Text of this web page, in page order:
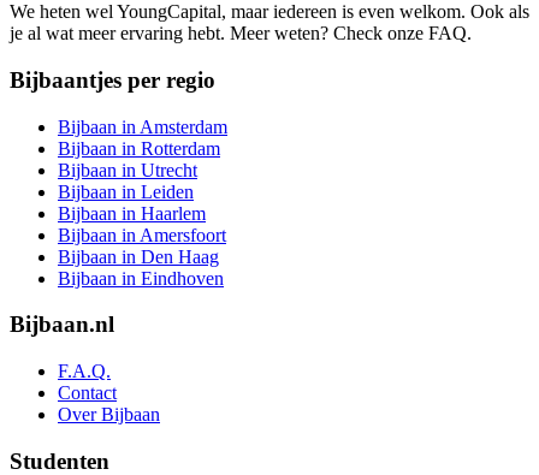
We heten wel YoungCapital, maar iedereen is even welkom. Ook als
je al wat meer ervaring hebt. Meer weten? Check onze FAQ.
Bijbaantjes per regio
Bijbaan in Amsterdam
Bijbaan in Rotterdam
Bijbaan in Utrecht
Bijbaan in Leiden
Bijbaan in Haarlem
Bijbaan in Amersfoort
Bijbaan in Den Haag
Bijbaan in Eindhoven
Bijbaan.nl
F.A.Q.
Contact
Over Bijbaan
Studenten